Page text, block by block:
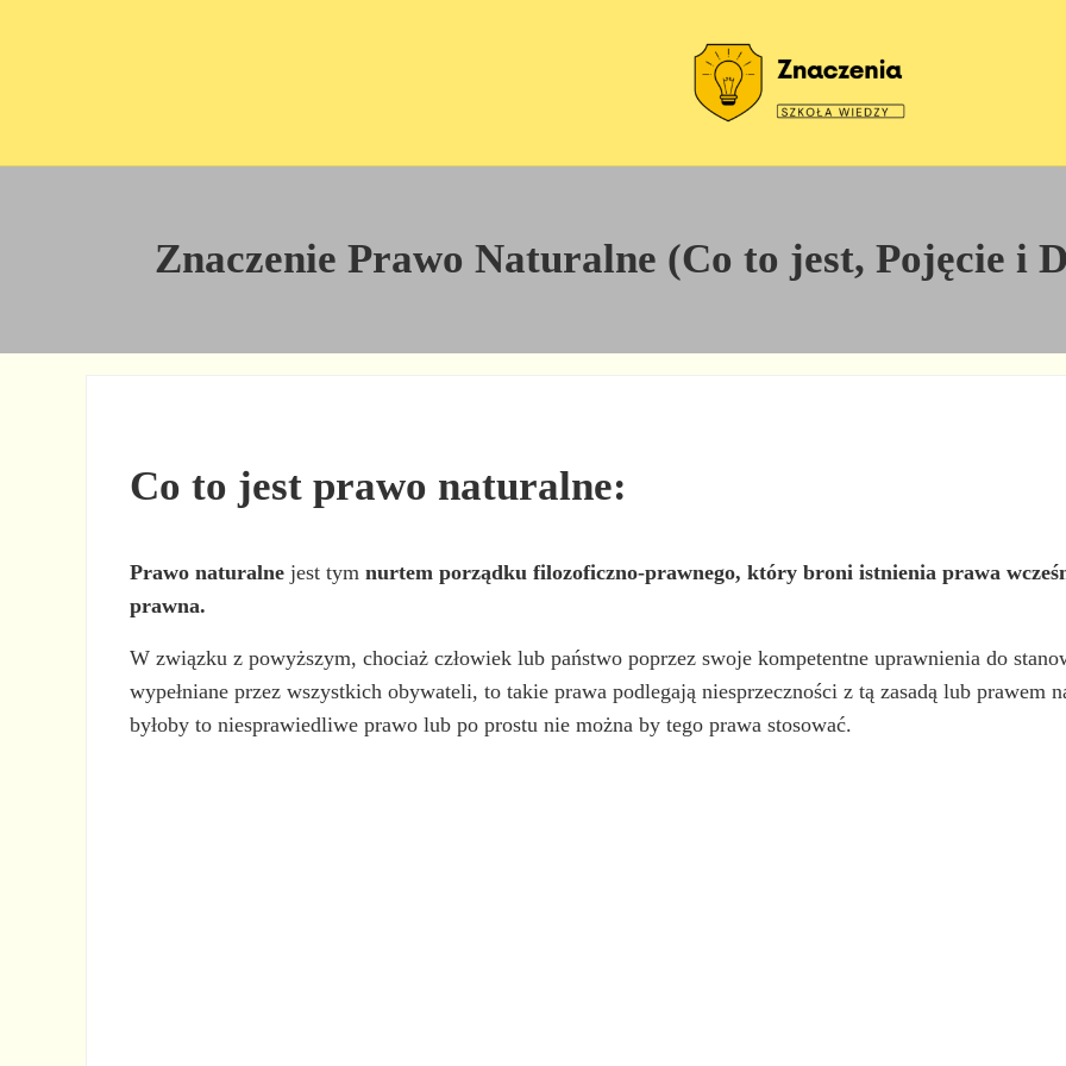
Znaczenie Prawo Naturalne (Co to jest, Pojęcie i
Co to jest prawo naturalne:
Prawo naturalne jest tymnurtem porządku filozoficzno-prawnego, który broni istnienia prawa
prawna.
W związku z powyższym, chociaż człowiek lub państwo poprzez swoje kompetentne uprawnienia do
wypełniane przez wszystkich obywateli, to takie prawa podlegają niesprzeczności z tą zasadą lub prawem
byłoby to niesprawiedliwe prawo lub po prostu nie można by tego prawa stosować.